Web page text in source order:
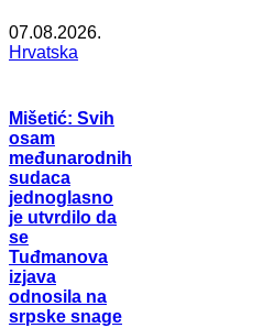
07.08.2026.
Hrvatska
Mišetić: Svih
osam
međunarodnih
sudaca
jednoglasno
je utvrdilo da
se
Tuđmanova
izjava
odnosila na
srpske snage